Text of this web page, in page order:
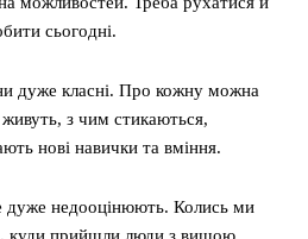
сьогодні.
дуже класні. Про кожну можна
з чим стикаються,
нові навички та вміння.
дуже недооцінюють. Колись ми
куди прийшли люди з вищою